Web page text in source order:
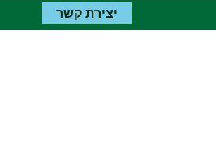
יצירת קשר